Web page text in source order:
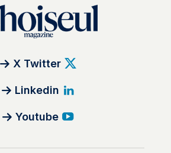
X Twitter
Linkedin
Youtube